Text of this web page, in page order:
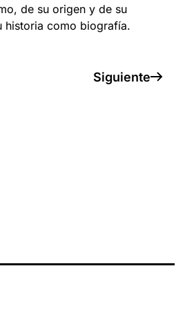
de su origen y de su
historia como biografía.
Siguiente